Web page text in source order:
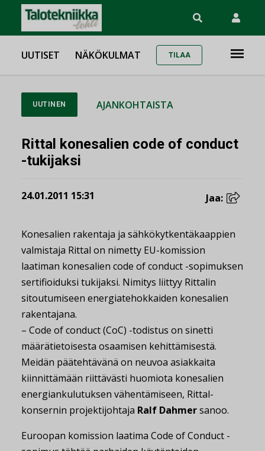
UUTISET NÄKÖKULMAT TILAA
UUTINEN AJANKOHTAISTA
Rittal konesalien code of conduct
-tukijaksi
24.01.2011 15:31 Jaa:
Konesalien rakentaja ja sähkökytkentäkaappien
valmistaja Rittal on nimetty EU-komission
laatiman konesalien code of conduct -sopimuksen
sertifioiduksi tukijaksi. Nimitys liittyy Rittalin
sitoutumiseen energiatehokkaiden konesalien
rakentajana.
– Code of conduct (CoC) -todistus on sinetti
määrätietoisesta osaamisen kehittämisestä.
Meidän päätehtävänä on neuvoa asiakkaita
kiinnittämään riittävästi huomiota konesalien
energiankulutuksen vähentämiseen, Rittal-
konsernin projektijohtaja Ralf Dahmersanoo.
Euroopan komission laatima Code of Conduct -